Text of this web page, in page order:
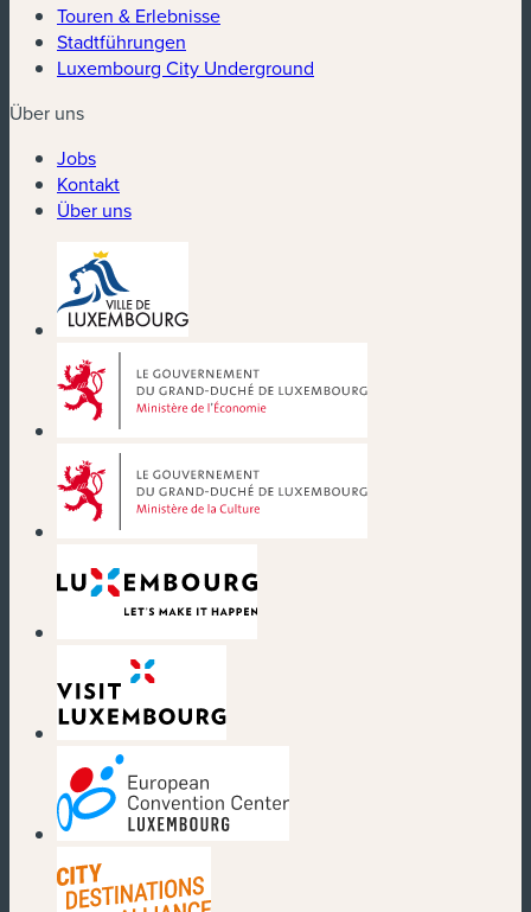
Touren & Erlebnisse
Stadtführungen
Luxembourg City Underground
Über uns
Jobs
Kontakt
Über uns